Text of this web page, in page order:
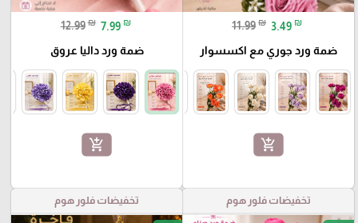
11.99 ₪ 3.49 ₪
ضمة ورد جوري مع اكسسوار
add_shopping_cart
12.99 ₪ 7.99 ₪
ضمة ورد داليا عروق
add_shopping_cart
تخفيضات فلور هوم تخفيضات فلور هوم